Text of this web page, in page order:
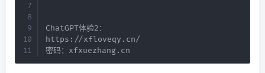
ChatGPT体验2：
https://xfloveqy.cn/
密码：xfxuezhang.cn